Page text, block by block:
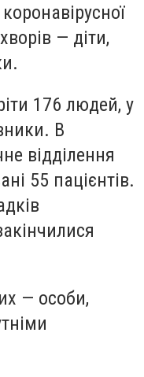
— діти,
176 людей, у
В
відділення
55 пацієнтів.
— особи,